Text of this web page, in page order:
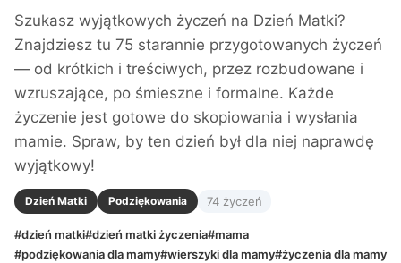
Szukasz wyjątkowych życzeń na Dzień Matki?
Znajdziesz tu 75 starannie przygotowanych życzeń
— od krótkich i treściwych, przez rozbudowane i
wzruszające, po śmieszne i formalne. Każde
życzenie jest gotowe do skopiowania i wysłania
mamie. Spraw, by ten dzień był dla niej naprawdę
wyjątkowy!
Dzień Matki Podziękowania 74 życzeń
#dzień matki#dzień matki życzenia#mama
#podziękowania dla mamy#wierszyki dla mamy#życzenia dla mamy